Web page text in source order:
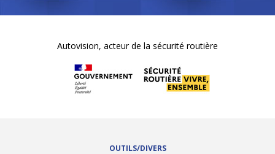
Autovision, acteur de la sécurité routière
OUTILS/DIVERS